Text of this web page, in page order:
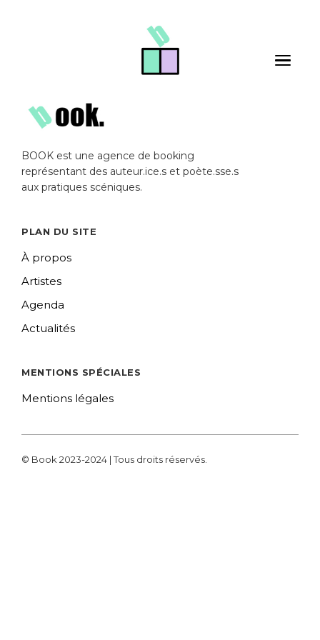
Toggle
BOOK est une agence de booking
représentant des auteur.ice.s et poète.sse.s
aux pratiques scéniques.
PLAN DU SITE
À propos
Artistes
Agenda
Actualités
MENTIONS SPÉCIALES
Mentions légales
© Book 2023-2024 | Tous droits réservés.